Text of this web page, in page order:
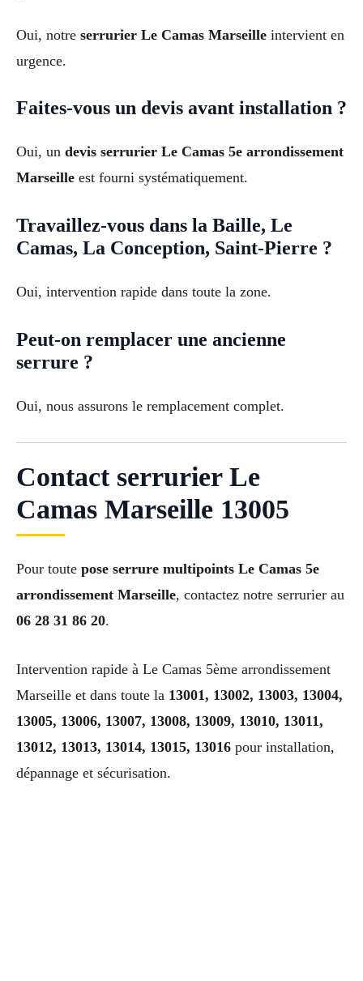
Oui, notre serrurier Le Camas Marseille intervient en
urgence.
Faites-vous un devis avant installation ?
Oui, un devis serrurier Le Camas 5e arrondissement
Marseille est fourni systématiquement.
Travaillez-vous dans la Baille, Le
Camas, La Conception, Saint-Pierre ?
Oui, intervention rapide dans toute la zone.
Peut-on remplacer une ancienne
serrure ?
Oui, nous assurons le remplacement complet.
Contact serrurier Le
Camas Marseille 13005
Pour toute pose serrure multipoints Le Camas 5e
arrondissement Marseille, contactez notre serrurier au
06 28 31 86 20.
Intervention rapide à Le Camas 5ème arrondissement
Marseille et dans toute la 13001, 13002, 13003, 13004,
13005, 13006, 13007, 13008, 13009, 13010, 13011,
13012, 13013, 13014, 13015, 13016 pour installation,
dépannage et sécurisation.